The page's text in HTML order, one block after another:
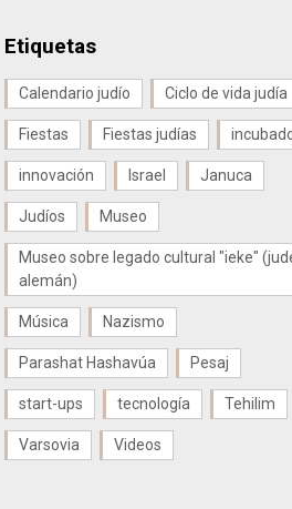
Etiquetas
Calendario judío Ciclo de vida judía
Fiestas Fiestas judías
innovación Israel Januca
Judíos Museo
Museo sobre legado cultural "ieke"
alemán)
Música Nazismo
Parashat Hashavúa Pesaj
start-ups tecnología Tehilim
Varsovia Videos